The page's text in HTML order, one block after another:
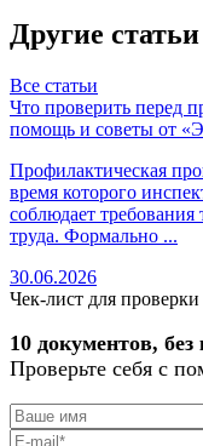
Другие статьи
Все статьи
Что проверить перед
помощь и советы от
Профилактическая
время которого
соблюдает требования
труда. Формально ...
30.06.2026
Чек-лист для проверки
10 документов,
Проверьте себя с